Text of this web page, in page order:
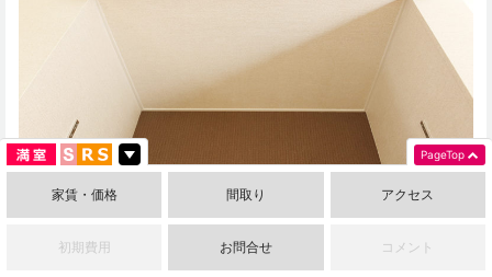
家賃・価格 間取り アクセス
初期費用 お問合せ コメント
PageTop